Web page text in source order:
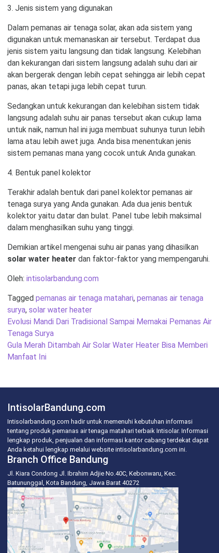
3. Jenis sistem yang digunakan
Dalam pemanas air tenaga solar, akan ada sistem yang
digunakan untuk memanaskan air tersebut. Terdapat dua
jenis sistem yaitu langsung dan tidak langsung. Kelebihan
dan kekurangan dari sistem langsung adalah suhu dari air
akan bergerak dengan lebih cepat sehingga air lebih cepat
panas, akan tetapi juga lebih cepat turun.
Sedangkan untuk kekurangan dan kelebihan sistem tidak
langsung adalah suhu air panas tersebut akan cukup lama
untuk naik, namun hal ini juga membuat suhunya turun lebih
lama atau lebih awet juga. Anda bisa menentukan jenis
sistem pemanas mana yang cocok untuk Anda gunakan.
4. Bentuk panel kolektor
Terakhir adalah bentuk dari panel kolektor pemanas air
tenaga surya yang Anda gunakan. Ada dua jenis bentuk
kolektor yaitu datar dan bulat. Panel tube lebih maksimal
dalam menghasilkan suhu yang tinggi.
Demikian artikel mengenai suhu air panas yang dihasilkan
solar water heater dan faktor-faktor yang mempengaruhi.
Oleh: intisolarbandung.com
Tagged pemanas air tenaga matahari, pemanas air tenaga
surya, solar water heater
Post
Evolusi Mandi Dari Tradisional Sampai Memakai Pemanas Air
Tenaga Surya
Gula Merah Ditambah Air Solar Water Heater Bisa Memberi
Manfaat Ini
IntisolarBandung.com
Intisolarbandung.com hadir untuk memenuhi kebutuhan informasi
tentang produk pemanas air tenaga matahari terbaik Intisolar. Informasi
lengkap produk, penjualan dan informasi kantor cabang terdekat dapat
Anda ketahui lengkap melalui website intisolarbandung.com ini.
Branch Office Bandung
Jl. Kiara Condong Jl. Ibrahim Adjie No.40C, Kebonwaru, Kec.
Batununggal, Kota Bandung, Jawa Barat 40272